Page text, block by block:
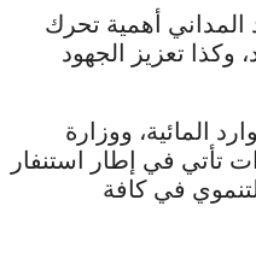
المداني أهمية تحرك
وكذا تعزيز الجهود
المائية، ووزارة
تأتي في إطار استنفار
في كافة